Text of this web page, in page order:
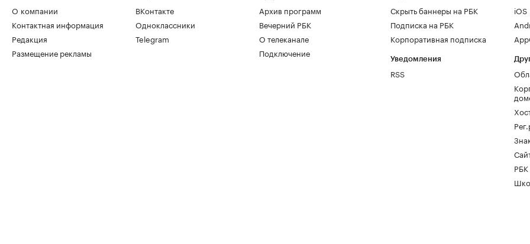
О компании
Контактная информация
Редакция
Размещение рекламы
ВКонтакте
Одноклассники
Telegram
Архив программ
Вечерний РБК
О телеканале
Подключение
Скрыть баннеры на РБК
Подписка на РБК
Корпоративная подписка
Уведомления
RSS
iOS